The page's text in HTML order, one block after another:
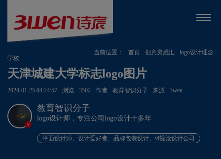
当前位置： 首页 创意灵感汇
logo设计理念
学校
天津城建大学标志logo图片
2024-01-25 04:24:57 浏览 3502 作者 教育智识分子 来源 3wen
v
教育智识分子
logo设计师，专注公司logo设计十多年
平面设计师、设计爱好者、品牌包装设计、vi视觉设计公司